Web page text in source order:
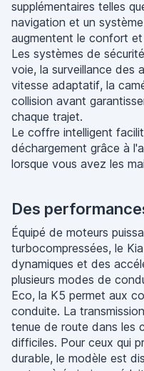
supplémentaires telles
navigation et un
augmentent le confort
Les systèmes de
voie, la surveillance des
vitesse adaptatif, la
collision avant
chaque trajet.
Le coffre intelligent
déchargement grâce à
lorsque vous avez les
Des
Équipé de moteurs
turbocompressées, le
dynamiques et des
plusieurs modes de
Eco, la K5 permet aux
conduite. La
tenue de route dans les
difficiles. Pour ceux qui
durable, le modèle est